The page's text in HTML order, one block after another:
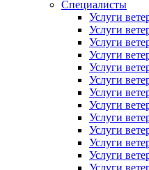
Специалисты
Услуги
Услуги
Услуги
Услуги
Услуги
Услуги
Услуги
Услуги
Услуги
Услуги
Услуги
Услуги
Услуги